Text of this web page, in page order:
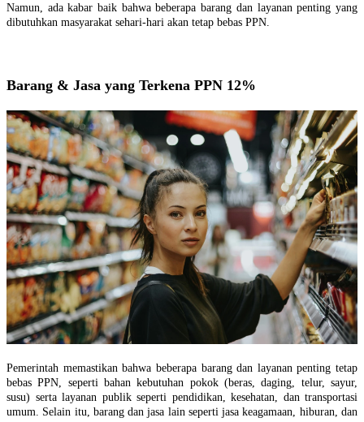
Namun, ada kabar baik bahwa beberapa barang dan layanan penting yang
dibutuhkan masyarakat sehari-hari akan tetap bebas PPN.
Barang & Jasa yang Terkena PPN 12%
Pemerintah memastikan bahwa beberapa barang dan layanan penting tetap
bebas PPN, seperti bahan kebutuhan pokok (beras, daging, telur, sayur,
susu) serta layanan publik seperti pendidikan, kesehatan, dan transportasi
umum. Selain itu, barang dan jasa lain seperti jasa keagamaan, hiburan, dan